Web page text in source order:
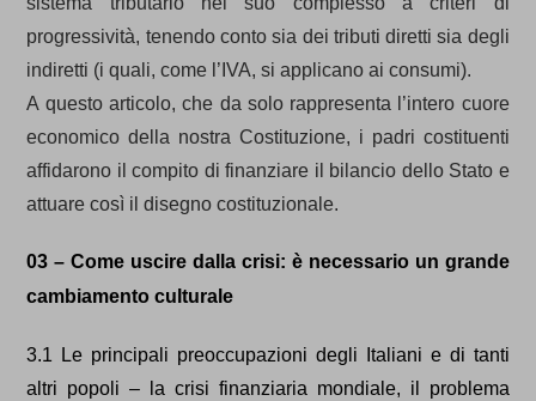
progressività, tenendo conto sia dei tributi diretti sia degli
indiretti (i quali, come l’IVA, si applicano ai consumi).
A questo articolo, che da solo rappresenta l’intero cuore
economico della nostra Costituzione, i padri costituenti
affidarono il compito di finanziare il bilancio dello Stato e
attuare così il disegno costituzionale.
03 – Come uscire dalla crisi: è necessario un grande
cambiamento culturale
3.1 Le principali preoccupazioni degli Italiani e di tanti
altri popoli – la crisi finanziaria mondiale, il problema